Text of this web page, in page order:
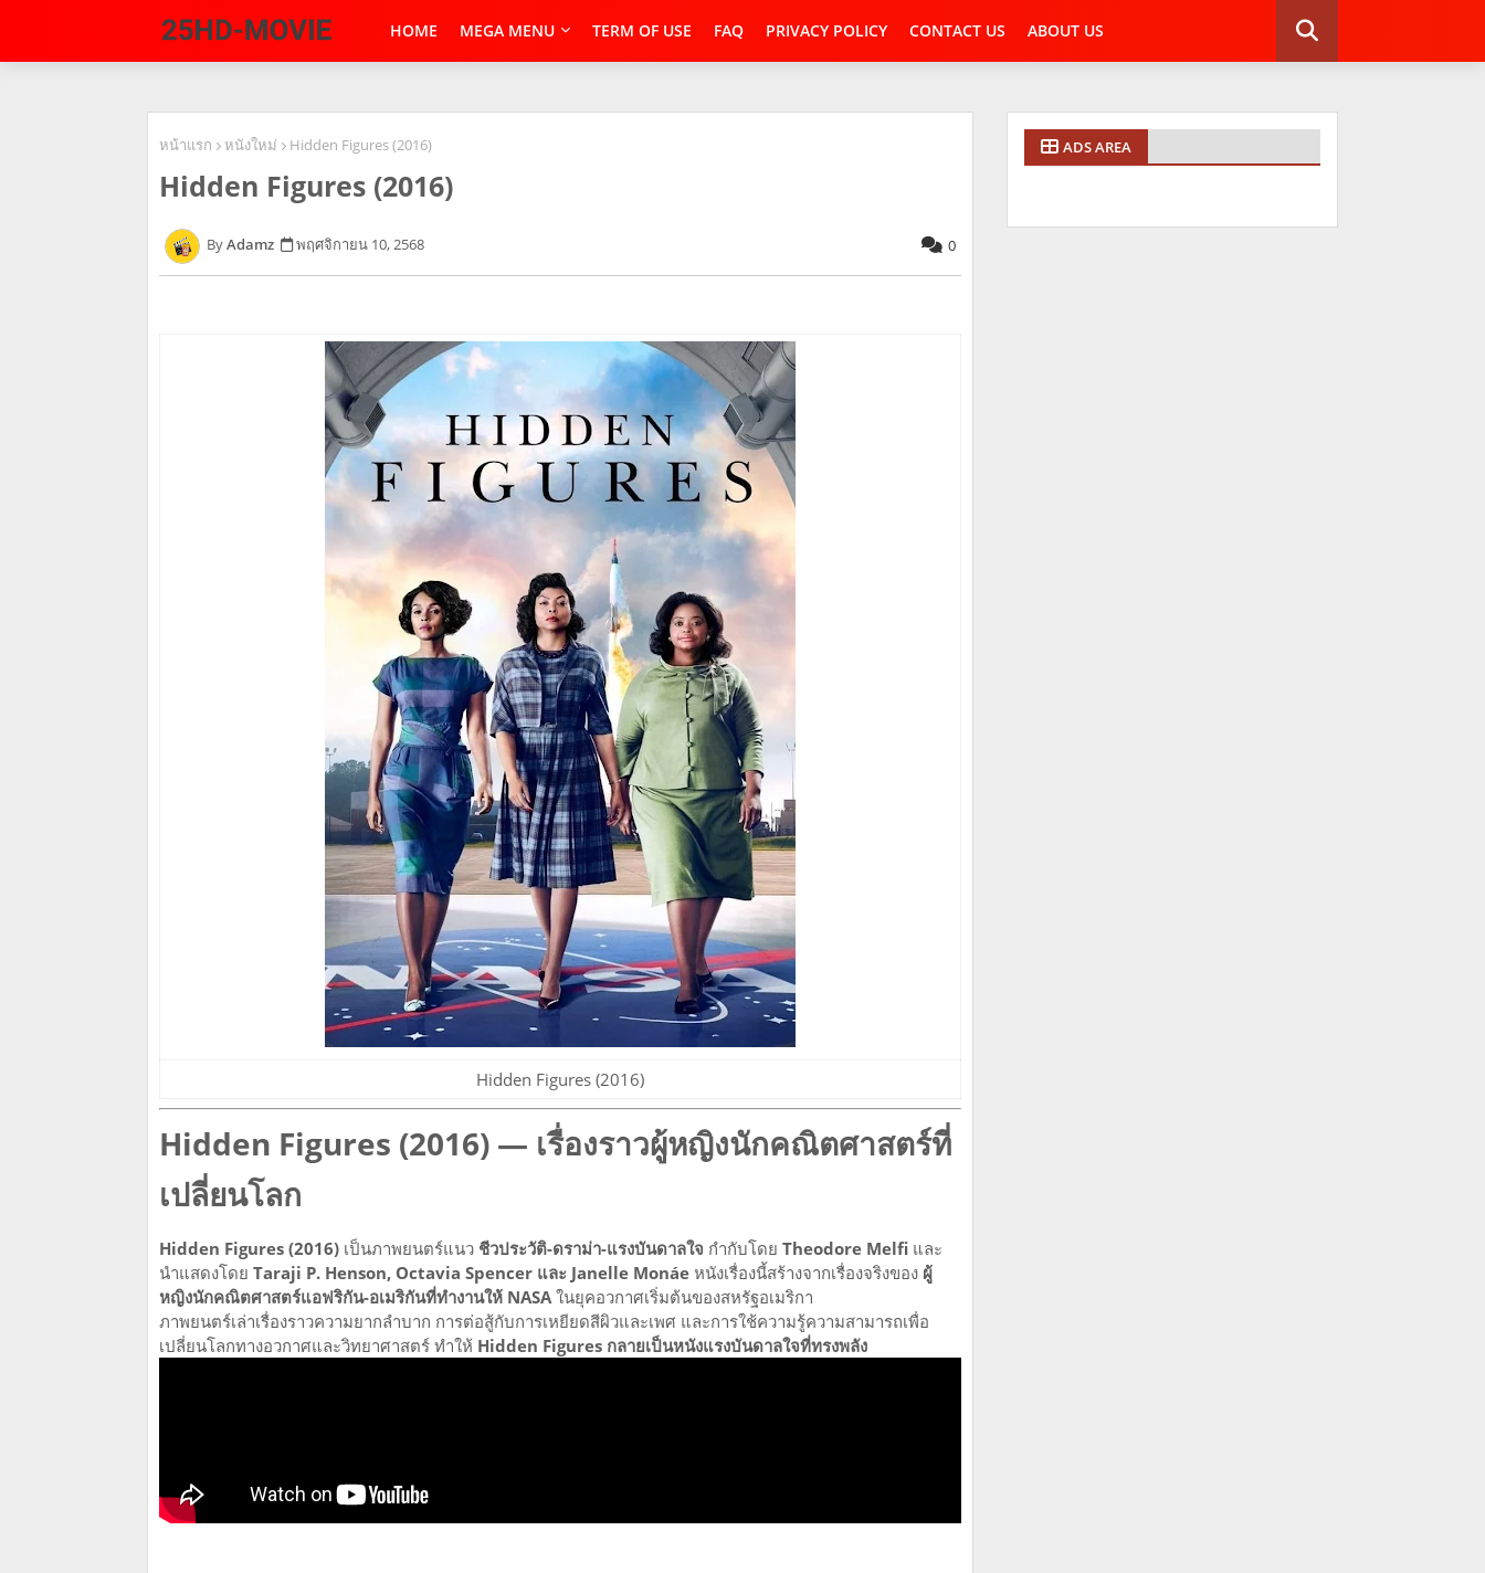
HOME MEGA MENU TERM OF USE FAQ PRIVACY POLICY CONTACT US ABOUT US
หน้าแรก หนังใหม่ Hidden Figures (2016)
Hidden Figures (2016)
Adamz พฤศจิกายน 10, 2568 0
Hidden Figures (2016)
Hidden Figures (2016) — เรื่องราวผู้หญิงนักคณิตศาสตร์ที่
เปลี่ยนโลก
Hidden Figures (2016) เป็นภาพยนตร์แนว ชีวประวัติ-ดราม่า-แรงบันดาลใจ กำกับโดย Theodore Melfi และ
นำแสดงโดย Taraji P. Henson, Octavia Spencer และ Janelle Monáe หนังเรื่องนี้สร้างจากเรื่องจริงของ ผู้
หญิงนักคณิตศาสตร์แอฟริกัน-อเมริกันที่ทำงานให้ NASAในยุคอวกาศเริ่มต้นของสหรัฐอเมริกา
ภาพยนตร์เล่าเรื่องราวความยากลำบาก การต่อสู้กับการเหยียดสีผิวและเพศ และการใช้ความรู้ความสามารถเพื่อ
เปลี่ยนโลกทางอวกาศและวิทยาศาสตร์ ทำให้ Hidden Figures กลายเป็นหนังแรงบันดาลใจที่ทรงพลัง
ADS AREA